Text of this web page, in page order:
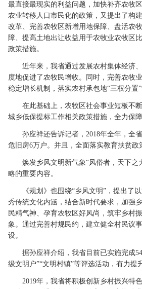
最直接最现实的利益问题，加快补齐农牧
农业转移人口市民化的政策，又提出了构
改革、完善农牧区新增用地保障、盘活农
障、提高土地出让收益用于农牧业农牧区
政策措施。
近年来，我省通过发展农村集体经济、
度地促进了农牧民增收。同时，完善农牧
稳定增长机制，落实农村承包地“三权分置
在此基础上，农牧区社会事业短板不断
城乡低保提标工作相关政策措施，全力保
孙应祥还告诉记者，2018年全年，全省
危旧房6万户。并且，全面落实教育扶贫政
焕发乡风文明新气象“风俗者，天下之
略的重要内容。
《规划》也围绕“乡风文明”，提出了以
秀传统文化内涵，结合新时代要求，加强
民精气神、孕育农牧区好风尚，筑牢乡村
象。通过完善村规民约，建立健全村民议
设。
据孙应祥介绍，我省目前已实施完成
级文明户”“文明村镇”等评选活动，有力提
2019年，我省将积极创新乡村振兴特色